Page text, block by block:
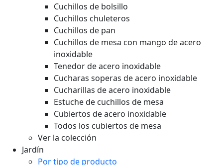
Cuchillos de bolsillo
Cuchillos chuleteros
Cuchillos de pan
Cuchillos de mesa con mango de acero
inoxidable
Tenedor de acero inoxidable
Cucharas soperas de acero inoxidable
Cucharillas de acero inoxidable
Estuche de cuchillos de mesa
Cubiertos de acero inoxidable
Todos los cubiertos de mesa
Ver la colección
Jardín
Por tipo de producto